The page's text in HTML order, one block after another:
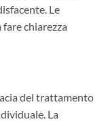
Le
chiarezza
del trattamento
La